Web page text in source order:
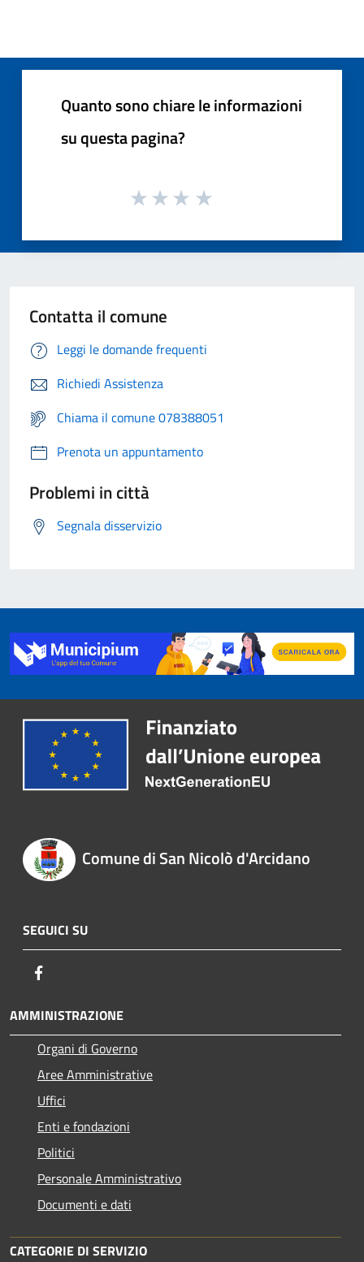
Quanto sono chiare le informazioni
su questa pagina?
Contatta il comune
Leggi le domande frequenti
Richiedi Assistenza
Chiama il comune 078388051
Prenota un appuntamento
Problemi in città
Segnala disservizio
Comune di San Nicolò d'Arcidano
SEGUICI SU
AMMINISTRAZIONE
Organi di Governo
Aree Amministrative
Uffici
Enti e fondazioni
Politici
Personale Amministrativo
Documenti e dati
CATEGORIE DI SERVIZIO